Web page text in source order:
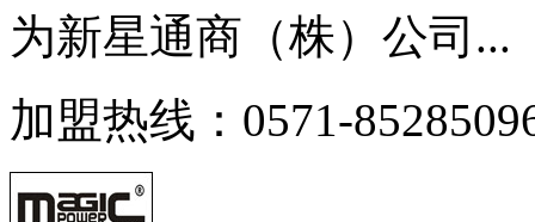
为新星通商（株）公司...
加盟热线：0571-